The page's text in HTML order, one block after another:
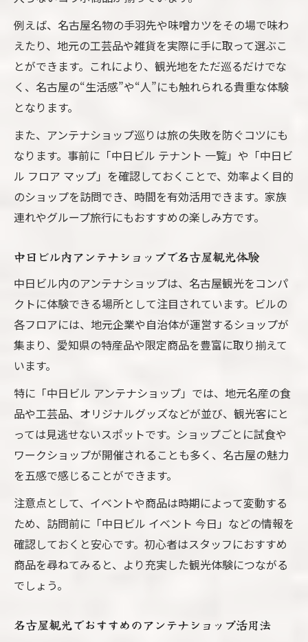
例えば、名古屋名物の手羽先や味噌カツをその場で味わ
えたり、地元の工芸品や雑貨を実際に手に取って選ぶこ
とができます。これにより、観光地をただ巡るだけでな
く、名古屋の“生活感”や“人”にも触れられる貴重な体験
となります。
また、アンテナショップ巡りは旅の失敗を防ぐコツにも
なります。事前に「中日ビル テナント 一覧」や「中日ビ
ル フロア マップ」を確認しておくことで、効率よく目的
のショップを訪問でき、時間を有効活用できます。家族
連れやグループ旅行にもおすすめの楽しみ方です。
中日ビル内アンテナショップで名古屋観光体験
中日ビル内のアンテナショップは、名古屋観光をコンパ
クトに体験できる場所として注目されています。ビルの
各フロアには、地元企業や自治体が運営するショップが
集まり、愛知県の特産品や限定商品を豊富に取り揃えて
います。
特に「中日ビル アンテナショップ」では、地元名産の食
品や工芸品、オリジナルグッズなどが並び、観光客にと
っては見逃せないスポットです。ショップごとに試食や
ワークショップが開催されることも多く、名古屋の魅力
を五感で感じることができます。
注意点として、イベントや商品は時期によって変動する
ため、訪問前に「中日ビル イベント 今日」などの情報を
確認しておくと安心です。初心者はスタッフにおすすめ
商品を尋ねてみると、より充実した観光体験につながる
でしょう。
名古屋観光でおすすめのアンテナショップ活用法